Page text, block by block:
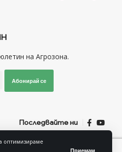
оптимизираме
Приемам
на Агрозона.
Абонирай се
Последвайте ни
за използване на “Бисквитки”